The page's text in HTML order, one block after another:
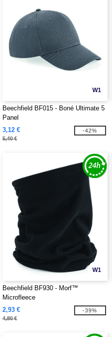
W1
Beechfield BF015 - Boné Ultimate 5
Panel
3,12 €
5,40 €
-42%
W1
Beechfield BF930 - Morf™
Microfleece
2,93 €
4,80 €
-39%